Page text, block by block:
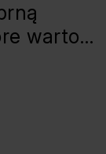
warto